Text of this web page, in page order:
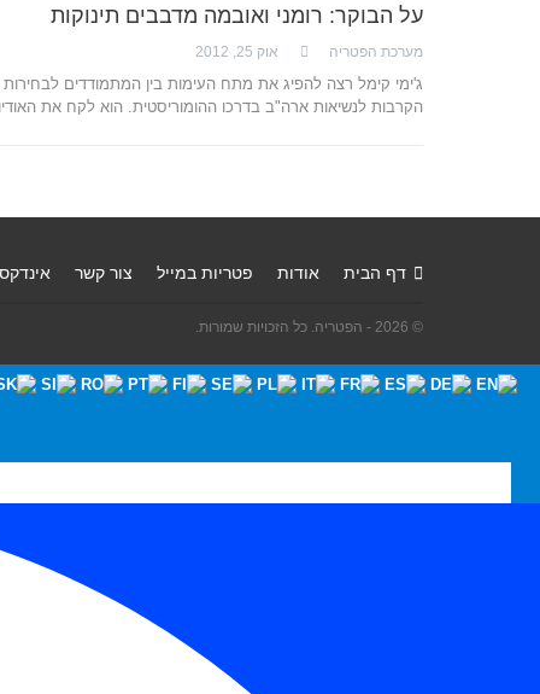
על הבוקר: רומני ואובמה מדבבים תינוקות
מערכת הפטריה אוק 25, 2012
ג'ימי קימל רצה להפיג את מתח העימות בין המתמודדים לבחירות
הקרבות לנשיאות ארה"ב בדרכו ההומוריסטית. הוא לקח את
דף הבית אודות פטריות במייל צור קשר אינדקס
© 2026 - הפטריה. כל הזכויות שמורות.